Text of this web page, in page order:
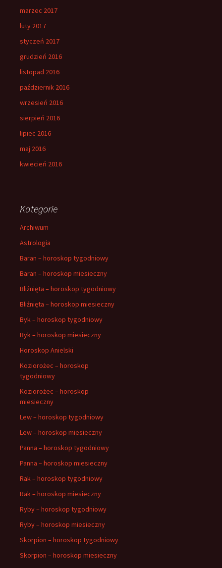
marzec 2017
luty 2017
styczeń 2017
grudzień 2016
listopad 2016
październik 2016
wrzesień 2016
sierpień 2016
lipiec 2016
maj 2016
kwiecień 2016
Kategorie
Archiwum
Astrologia
Baran – horoskop tygodniowy
Baran – horoskop miesieczny
Bliźnięta – horoskop tygodniowy
Bliźnięta – horoskop miesieczny
Byk – horoskop tygodniowy
Byk – horoskop miesieczny
Horoskop Anielski
Koziorożec – horoskop
tygodniowy
Koziorożec – horoskop
miesieczny
Lew – horoskop tygodniowy
Lew – horoskop miesieczny
Panna – horoskop tygodniowy
Panna – horoskop miesieczny
Rak – horoskop tygodniowy
Rak – horoskop miesieczny
Ryby – horoskop tygodniowy
Ryby – horoskop miesieczny
Skorpion – horoskop tygodniowy
Skorpion – horoskop miesieczny